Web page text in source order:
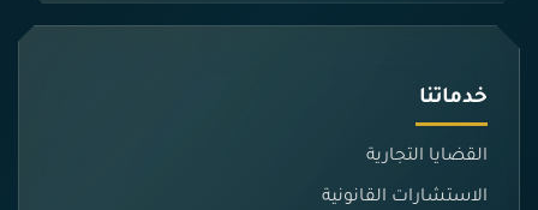
خدماتنا
القضايا التجارية
الاستشارات القانونية